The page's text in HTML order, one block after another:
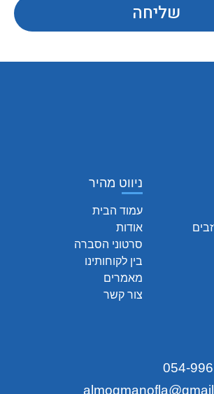
שליחה
ניווט מהיר
עמוד הבית
אודות
סרטוני הסברה
בין לקוחותינו
מאמרים
צור קשר